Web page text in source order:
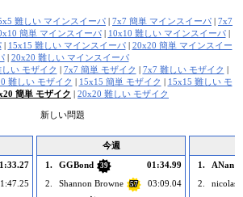
難しい マインスイーパ | 7x7 簡単 マインスイーパ | 7x7
簡単 マインスイーパ| 10x10 難しい マインスイーパ|
| 15x15 難しい マインスイーパ| 20x20 簡単 マインスイー
| 20x20 難しい マインスイーパ
い モザイク | 7x7 簡単 モザイク | 7x7 難しい モザイク |
難しい モザイク | 15x15 簡単 モザイク | 15x15 難しい モ
簡単 モザイク | 20x20 難しい モザイク
新しい問題
今週
1.
GGBond 39
01:34.99
2.
Shannon Browne 57
03:09.04
1. ANan
2.